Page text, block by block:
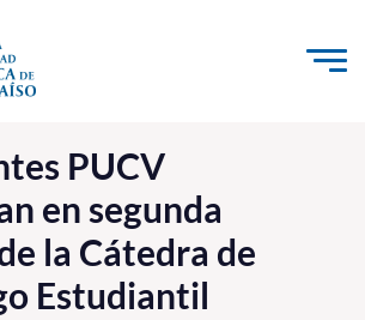
al contenido
e Innovación
Medio
PUCV
en segunda
la Cátedra de
Estudiantil